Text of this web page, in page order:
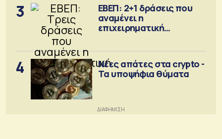
3
ΕΒΕΠ: 2+1 δράσεις που
αναμένει η
επιχειρηματική
4
Νέες απάτες στα crypto -
Τα υποψήφια θύματα